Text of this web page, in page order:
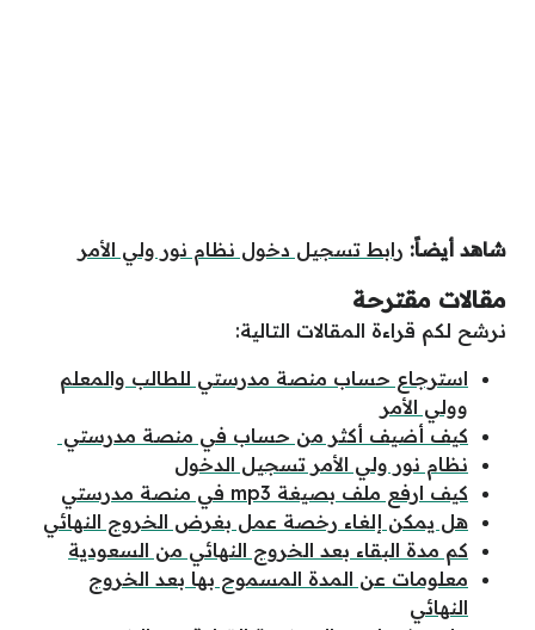
شاهد أيضاً: رابط تسجيل دخول نظام نور ولي الأمر
مقالات مقترحة
نرشح لكم قراءة المقالات التالية:
استرجاع حساب منصة مدرستي للطالب والمعلم
وولي الأمر
كيف أضيف أكثر من حساب في منصة مدرستي
نظام نور ولي الأمر تسجيل الدخول
كيف ارفع ملف بصيغة mp3 في منصة مدرستي
هل يمكن إلغاء رخصة عمل بغرض الخروج النهائي
كم مدة البقاء بعد الخروج النهائي من السعودية
معلومات عن المدة المسموح بها بعد الخروج
النهائي